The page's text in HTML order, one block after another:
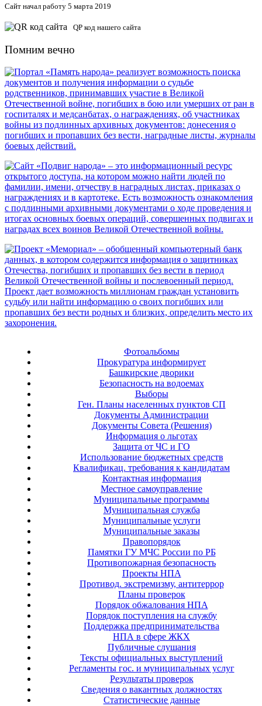
Сайт начал работу 5 марта 2019
QP код нашего сайта
Помним вечно
Фотоальбомы
Прокуратура информирует
Башкирские дворики
Безопасность на водоемах
Выборы
Ген. Планы населенных пунктов СП
Документы Администрации
Документы Совета (Решения)
Информация о льготах
Защита от ЧС и ГО
Использование бюджетных средств
Квалификац. требования к кандидатам
Контактная информация
Местное самоуправление
Муниципальные программы
Муниципальная служба
Муниципальные услуги
Муниципальные заказы
Правопорядок
Памятки ГУ МЧС России по РБ
Противопожарная безопасность
Проекты НПА
Противод. экстремизму, антитеррор
Планы проверок
Порядок обжалования НПА
Порядок поступления на службу
Поддержка предпринимательства
НПА в сфере ЖКХ
Публичные слушания
Тексты официальных выступлений
Регламенты гос. и муниципальных услуг
Результаты проверок
Сведения о вакантных должностях
Статистические данные